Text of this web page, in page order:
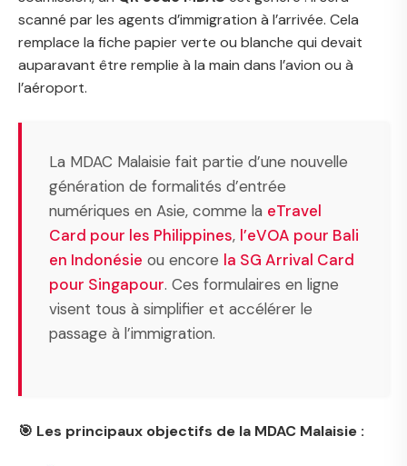
scanné par les agents d’immigration à l’arrivée. Cela
remplace la fiche papier verte ou blanche qui devait
auparavant être remplie à la main dans l’avion ou à
l’aéroport.
La MDAC Malaisie fait partie d’une nouvelle
génération de formalités d’entrée
numériques en Asie, comme la eTravel
Card pour les Philippines, l’eVOA pour Bali
en Indonésie ou encore la SG Arrival Card
pour Singapour. Ces formulaires en ligne
visent tous à simplifier et accélérer le
passage à l’immigration.
🎯 Les principaux objectifs de la MDAC Malaisie :